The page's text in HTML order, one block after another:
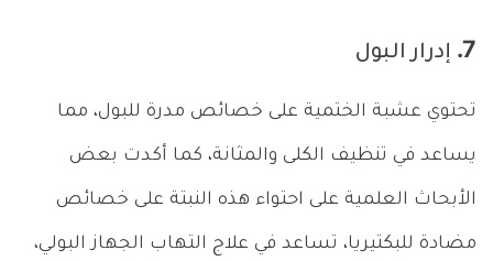
7. إدرار البول
تحتوي عشبة الختمية على خصائص مدرة للبول، مما
يساعد في تنظيف الكلى والمثانة، كما أكدت بعض
الأبحاث العلمية على احتواء هذه النبتة على خصائص
مضادة للبكتيريا، تساعد في علاج التهاب الجهاز البولي،